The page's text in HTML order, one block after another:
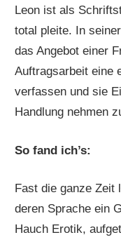
Leon ist als
total pleite. In
das Angebot einer
Auftragsarbeit eine
verfassen und sie
Handlung nehmen
So fand ich’s:
Fast die ganze Zeit
deren Sprache ein
Hauch Erotik,